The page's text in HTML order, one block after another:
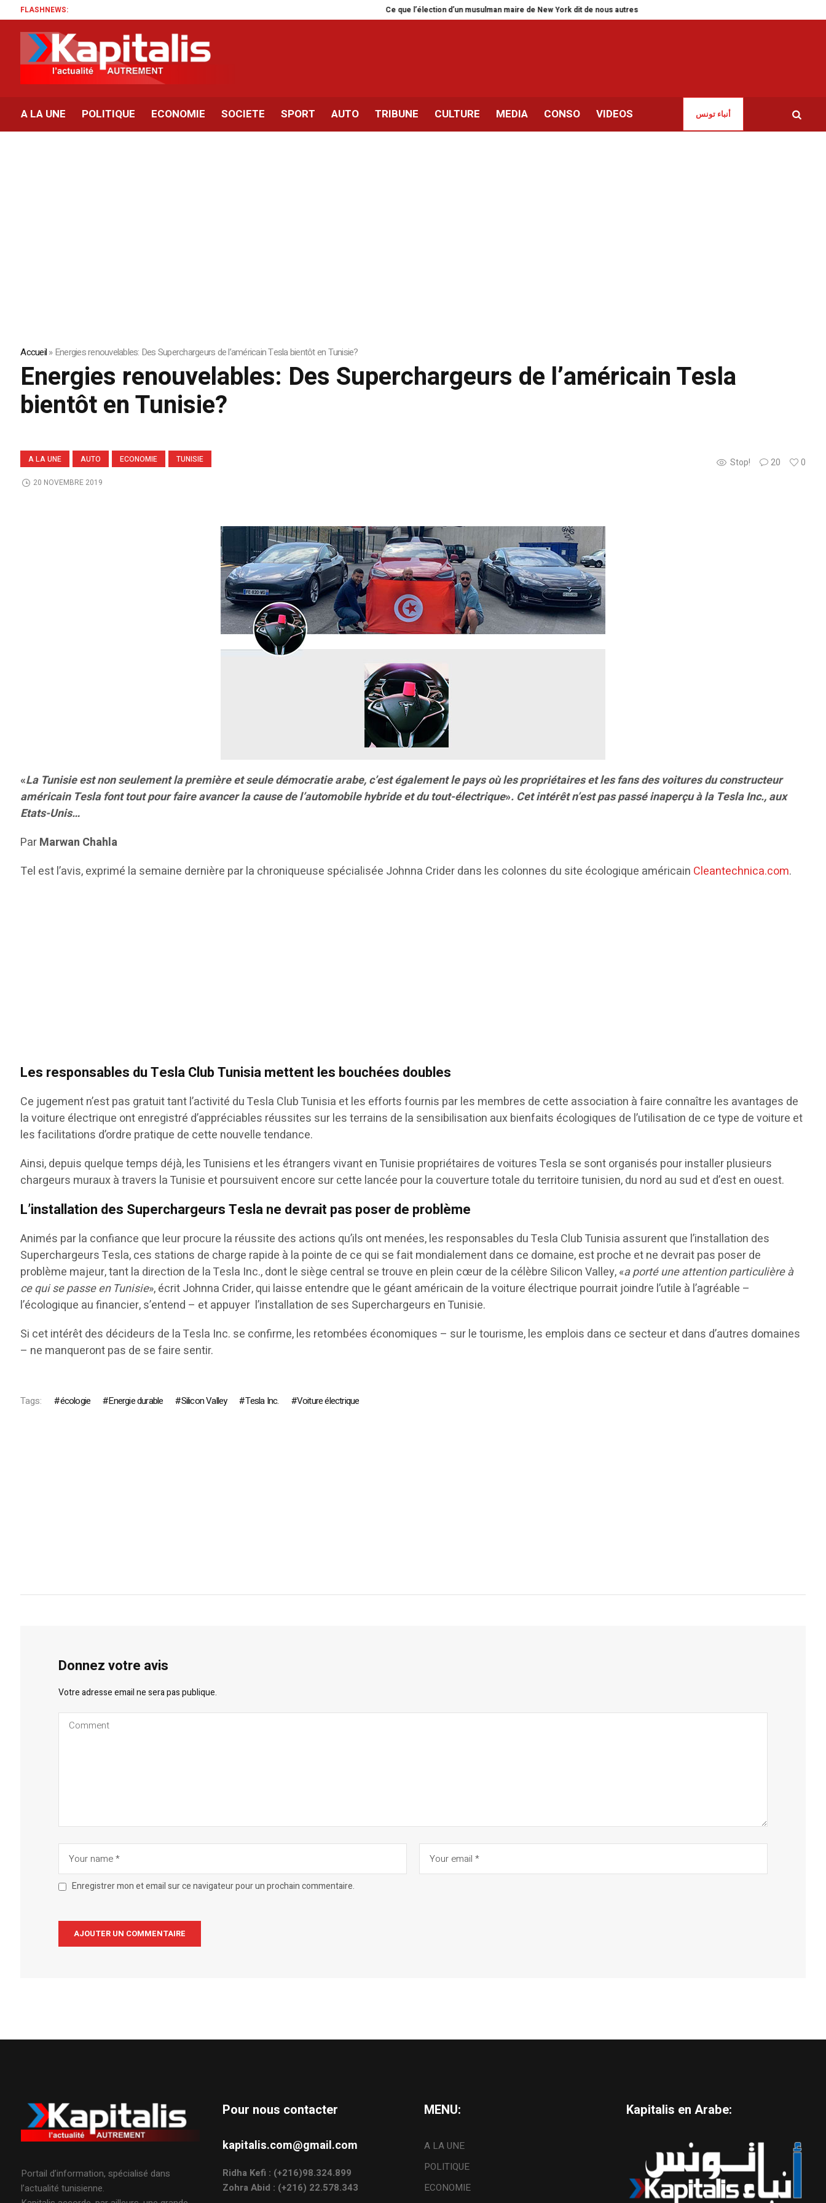
FLASHNEWS: Ce que l’élection d’un musulman maire de New York dit de nous autres Tunisiens
A LA UNE POLITIQUE ECONOMIE SOCIETE SPORT AUTO TRIBUNE CULTURE MEDIA CONSO VIDEOS أنباء تونس
Accueil»Energies renouvelables: Des Superchargeurs de l’américain Tesla bientôt en Tunisie?
Energies renouvelables: Des Superchargeurs de l’américain Tesla
bientôt en Tunisie?
A LA UNE AUTO ECONOMIE TUNISIE Stop! 20 0
20 NOVEMBRE 2019
«La Tunisie est non seulement la première et seule démocratie arabe, c’est également le pays où les propriétaires et les fans des voitures du constructeur
américain Tesla font tout pour faire avancer la cause de l’automobile hybride et du tout-électrique». Cet intérêt n’est pas passé inaperçu à la Tesla Inc., aux
Etats-Unis…
ParMarwan Chahla
Tel est l’avis, exprimé la semaine dernière par la chroniqueuse spécialisée Johnna Crider dans les colonnes du site écologique américain Cleantechnica.com.
Les responsables du Tesla Club Tunisia mettent les bouchées doubles
Ce jugement n’est pas gratuit tant l’activité du Tesla Club Tunisia et les efforts fournis par les membres de cette association à faire connaître les avantages de
la voiture électrique ont enregistré d’appréciables réussites sur les terrains de la sensibilisation aux bienfaits écologiques de l’utilisation de ce type de voiture et
les facilitations d’ordre pratique de cette nouvelle tendance.
Ainsi, depuis quelque temps déjà, les Tunisiens et les étrangers vivant en Tunisie propriétaires de voitures Tesla se sont organisés pour installer plusieurs
chargeurs muraux à travers la Tunisie et poursuivent encore sur cette lancée pour la couverture totale du territoire tunisien, du nord au sud et d’est en ouest.
L’installation des Superchargeurs Tesla ne devrait pas poser de problème
Animés par la confiance que leur procure la réussite des actions qu’ils ont menées, les responsables du Tesla Club Tunisia assurent que l’installation des
Superchargeurs Tesla, ces stations de charge rapide à la pointe de ce qui se fait mondialement dans ce domaine, est proche et ne devrait pas poser de
problème majeur, tant la direction de la Tesla Inc., dont le siège central se trouve en plein cœur de la célèbre Silicon Valley, «a porté une attention particulière à
ce qui se passe en Tunisie», écrit Johnna Crider, qui laisse entendre que le géant américain de la voiture électrique pourrait joindre l’utile à l’agréable –
l’écologique au financier, s’entend – et appuyer l’installation de ses Superchargeurs en Tunisie.
Si cet intérêt des décideurs de la Tesla Inc. se confirme, les retombées économiques – sur le tourisme, les emplois dans ce secteur et dans d’autres domaines
– ne manqueront pas de se faire sentir.
Tags: écologie Energie durable Silicon Valley Tesla Inc. Voiture électrique
Donnez votre avis
Votre adresse email ne sera pas publique.
Enregistrer mon et email sur ce navigateur pour un prochain commentaire.
Portail d’information, spécialisé dans
l’actualité tunisienne.
Pour nous contacter
kapitalis.com@gmail.com
Ridha Kefi : (+216)98.324.899
Zohra Abid : (+216) 22.578.343
MENU:
A LA UNE
POLITIQUE
ECONOMIE
Kapitalis en Arabe: